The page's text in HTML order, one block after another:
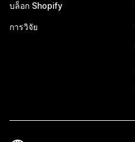
บล็อก Shopify
การวิจัย